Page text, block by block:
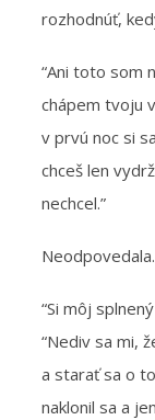
rozhodnúť,
“Ani toto som
chápem tvoju
v prvú noc si
chceš len
nechcel.”
Neodpovedala.
“Si môj
“Nediv sa mi,
a starať sa o
naklonil sa a